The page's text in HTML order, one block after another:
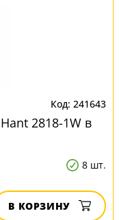
241643
2818-1W в
8 шт.
В КОРЗИНУ